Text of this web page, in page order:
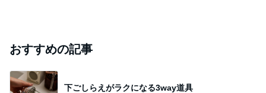
おすすめの記事
下ごしらえがラクになる3way道具